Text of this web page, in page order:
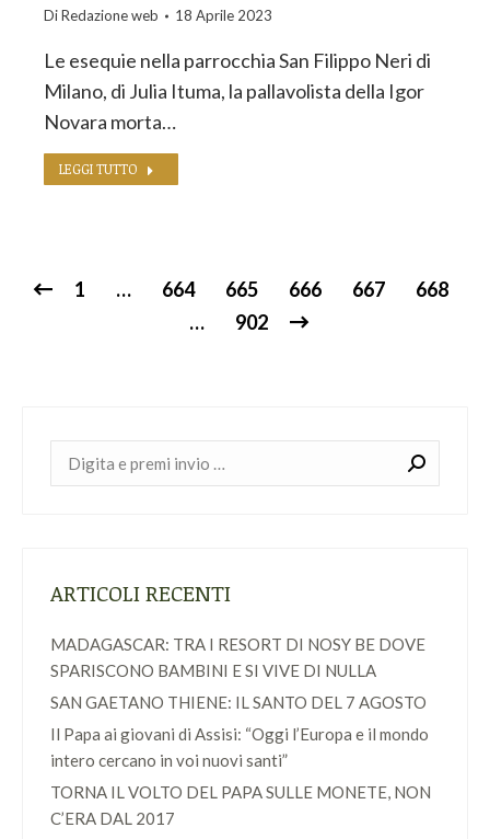
DiRedazione web 18 Aprile 2023
Le esequie nella parrocchia San Filippo Neri di
Milano, di Julia Ituma, la pallavolista della Igor
Novara morta…
LEGGI TUTTO
1 … 664 665 666 667
668
…
902
ARTICOLI RECENTI
MADAGASCAR: TRA I RESORT DI NOSY BE DOVE
SPARISCONO BAMBINI E SI VIVE DI NULLA
SAN GAETANO THIENE: IL SANTO DEL 7 AGOSTO
Il Papa ai giovani di Assisi: “Oggi l’Europa e il mondo
intero cercano in voi nuovi santi”
TORNA IL VOLTO DEL PAPA SULLE MONETE, NON
C’ERA DAL 2017